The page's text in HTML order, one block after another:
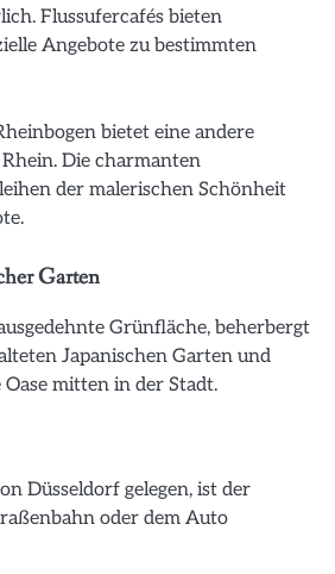
Flussufercafés bieten
Angebote zu bestimmten
bietet eine andere
Die charmanten
der malerischen Schönheit
Garten
Grünfläche, beherbergt
Japanischen Garten und
mitten in der Stadt.
Düsseldorf gelegen, ist der
oder dem Auto